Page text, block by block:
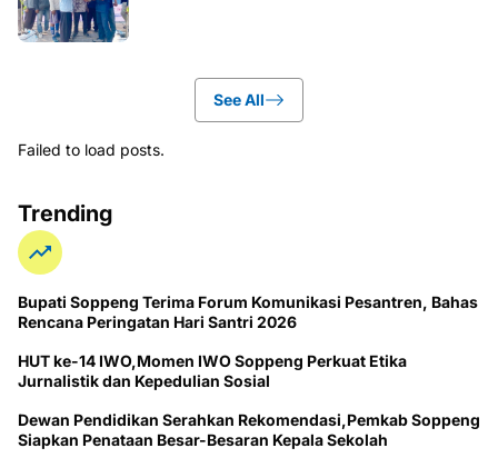
See All
Failed to load posts.
Trending
Bupati Soppeng Terima Forum Komunikasi Pesantren, Bahas
Rencana Peringatan Hari Santri 2026
HUT ke-14 IWO,Momen IWO Soppeng Perkuat Etika
Jurnalistik dan Kepedulian Sosial
Dewan Pendidikan Serahkan Rekomendasi,Pemkab Soppeng
Siapkan Penataan Besar-Besaran Kepala Sekolah